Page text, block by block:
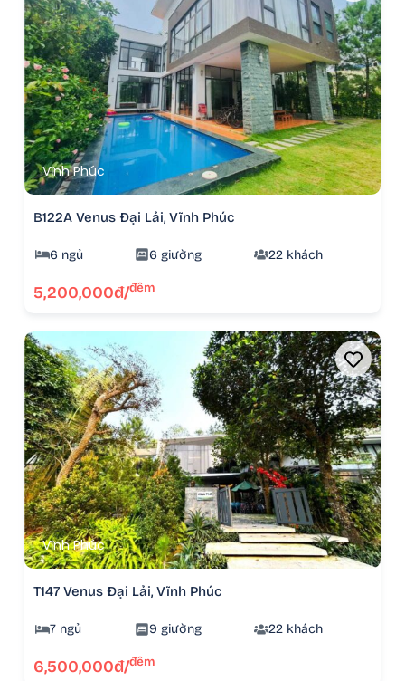
Vĩnh Phúc
B122A Venus Đại Lải, Vĩnh Phúc
6 ngủ 6 giường 22 khách
5,200,000đ/đêm
Vĩnh Phúc
T147 Venus Đại Lải, Vĩnh Phúc
7 ngủ 9 giường 22 khách
6,500,000đ/đêm